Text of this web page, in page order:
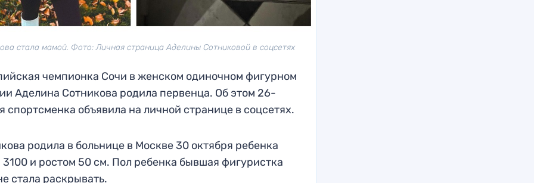
стала мамой. Фото: Личная страница Аделины Сотниковой в соцсетях
чемпионка Сочи в женском одиночном фигурном
Аделина Сотникова родила первенца. Об этом 26-
спортсменка объявила на личной странице в соцсетях.
родила в больнице в Москве 30 октября ребенка
3100 и ростом 50 см. Пол ребенка бывшая фигуристка
стала раскрывать.